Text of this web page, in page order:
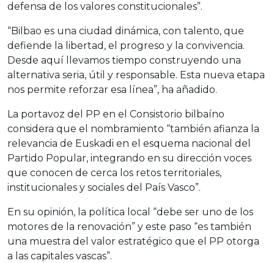
defensa de los valores constitucionales”.
“Bilbao es una ciudad dinámica, con talento, que
defiende la libertad, el progreso y la convivencia.
Desde aquí llevamos tiempo construyendo una
alternativa seria, útil y responsable. Esta nueva etapa
nos permite reforzar esa línea”, ha añadido.
La portavoz del PP en el Consistorio bilbaíno
considera que el nombramiento “también afianza la
relevancia de Euskadi en el esquema nacional del
Partido Popular, integrando en su dirección voces
que conocen de cerca los retos territoriales,
institucionales y sociales del País Vasco”.
En su opinión, la política local “debe ser uno de los
motores de la renovación” y este paso “es también
una muestra del valor estratégico que el PP otorga
a las capitales vascas”.